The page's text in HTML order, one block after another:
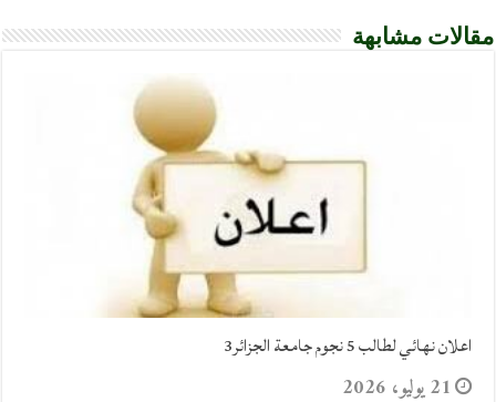
مقالات مشابهة
اعلان نهائي لطالب 5 نجوم جامعة الجزائر3
21 يوليو، 2026